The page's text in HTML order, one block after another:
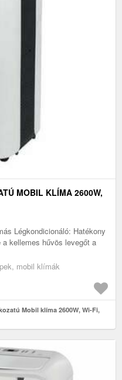
MOBIL KLÍMA 2600W,
Légkondicionáló: Hatékony
kellemes hűvös levegőt a
mobil klímák
Mobil klíma 2600W, Wi-Fi,